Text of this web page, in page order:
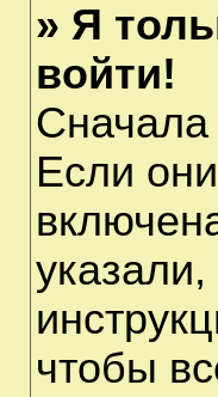
» Я
войти!
Сначала
Если
чтобы